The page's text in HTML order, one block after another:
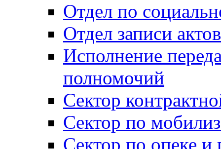
Отдел по
Отдел записи
Исполнение
полномочий
Сектор
Сектор по
Сектор по опеке и